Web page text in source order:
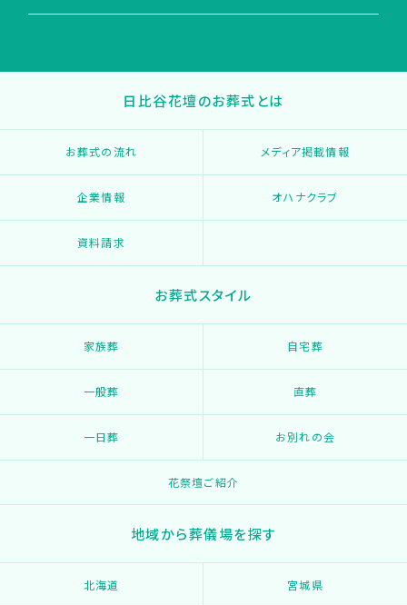
日比谷花壇のお葬式とは
お葬式の流れ メディア掲載情報
企業情報 オハナクラブ
資料請求
お葬式スタイル
家族葬 自宅葬
一般葬 直葬
一日葬 お別れの会
花祭壇ご紹介
地域から葬儀場を探す
北海道 宮城県